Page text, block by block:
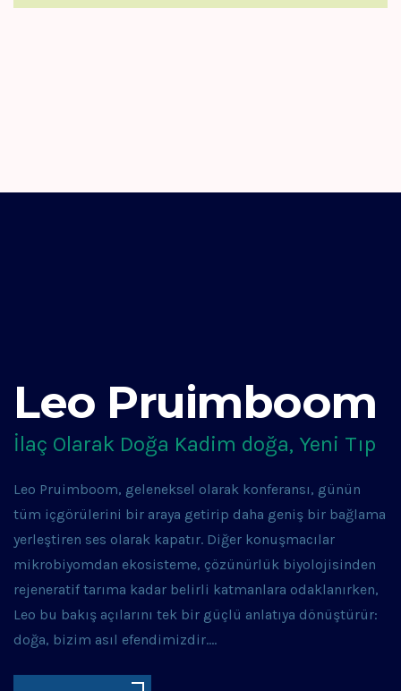
Leo Pruimboom
İlaç Olarak Doğa Kadim doğa, Yeni Tıp
Leo Pruimboom, geleneksel olarak konferansı, günün
tüm içgörülerini bir araya getirip daha geniş bir bağlama
yerleştiren ses olarak kapatır. Diğer konuşmacılar
mikrobiyomdan ekosisteme, çözünürlük biyolojisinden
rejeneratif tarıma kadar belirli katmanlara odaklanırken,
Leo bu bakış açılarını tek bir güçlü anlatıya dönüştürür:
doğa, bizim asıl efendimizdir….